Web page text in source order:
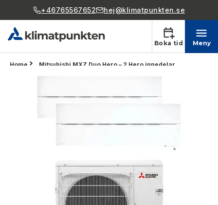
+46765567652 hej@klimatpunkten.se
Boka tid Meny
Home Mitsubishi MXZ Duo Hero – 2 Hero innedelar